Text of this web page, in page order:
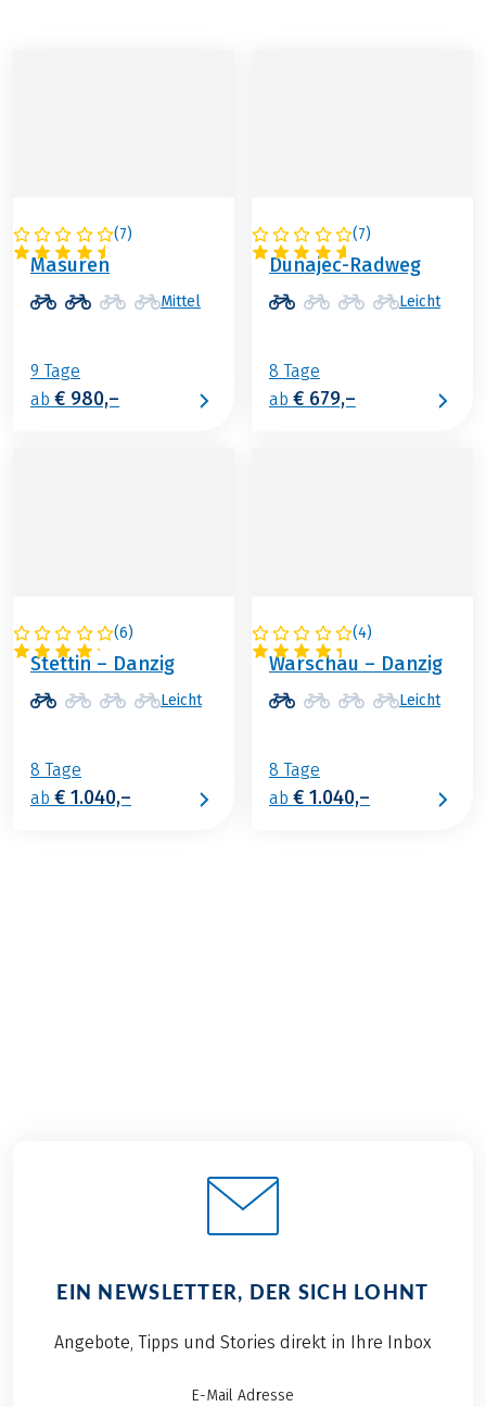
(7)
POLEN
Masuren
Mittel
9 Tage
ab € 980,–
(7)
POLEN
Dunajec-Radweg
Leicht
8 Tage
ab € 679,–
(6)
POLEN
Stettin – Danzig
Leicht
8 Tage
ab € 1.040,–
(4)
POLEN
Warschau – Danzig
Leicht
8 Tage
ab € 1.040,–
EIN NEWSLETTER, DER SICH LOHNT
Angebote, Tipps und Stories direkt in Ihre Inbox
E-Mail Adresse